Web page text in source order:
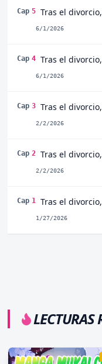
Cap 5
6/1/2026
Cap 4
6/1/2026
Cap 3
2/2/2026
Cap 2
2/2/2026
Cap 1
1/27/2026
LECTURAS